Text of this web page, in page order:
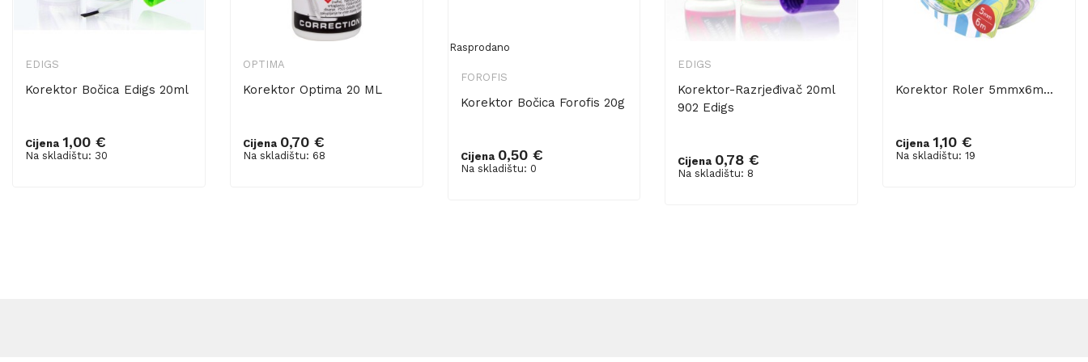
EDIGS
Korektor Bočica Edigs 20ml
Cijena 1,00 €
Na skladištu: 30
Dodaj u košaricu
OPTIMA
Korektor Optima 20 ML
Cijena 0,70 €
Na skladištu: 68
Dodaj u košaricu
Rasprodano
FOROFIS
Korektor Bočica Forofis 20g
Cijena 0,50 €
Na skladištu: 0
EDIGS
Korektor-Razrjeđivač 20ml
902 Edigs
Cijena 0,78 €
Na skladištu: 8
Dodaj u košaricu
Korektor Roler 5mmx6m...
Cijena 1,10 €
Na skladištu: 19
Dodaj u košaricu